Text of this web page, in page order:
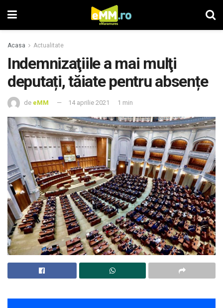
Acasa Actualitate
Indemnizaţiile a mai mulţi
deputați, tăiate pentru absențe
de eMM 14 aprilie 2021 1 min